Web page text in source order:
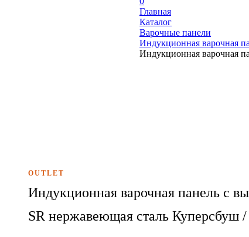
Главная
Каталог
Варочные панели
Индукционная варочная
Индукционная варочная
OUTLET
Индукционная варочная панель с
SR нержавеющая сталь Куперсбуш /